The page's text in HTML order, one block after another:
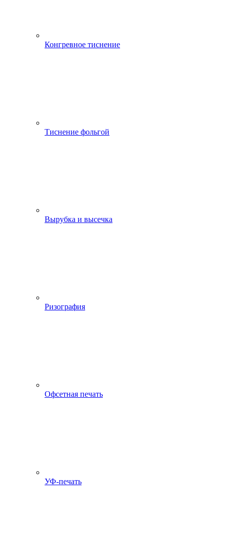
Конгревное тиснение
Тиснение фольгой
Вырубка и высечка
Ризография
Офсетная печать
УФ-печать